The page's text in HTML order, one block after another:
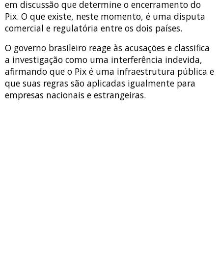
em discussão que determine o encerramento do
Pix. O que existe, neste momento, é uma disputa
comercial e regulatória entre os dois países.
O governo brasileiro reage às acusações e classifica
a investigação como uma interferência indevida,
afirmando que o Pix é uma infraestrutura pública e
que suas regras são aplicadas igualmente para
empresas nacionais e estrangeiras.